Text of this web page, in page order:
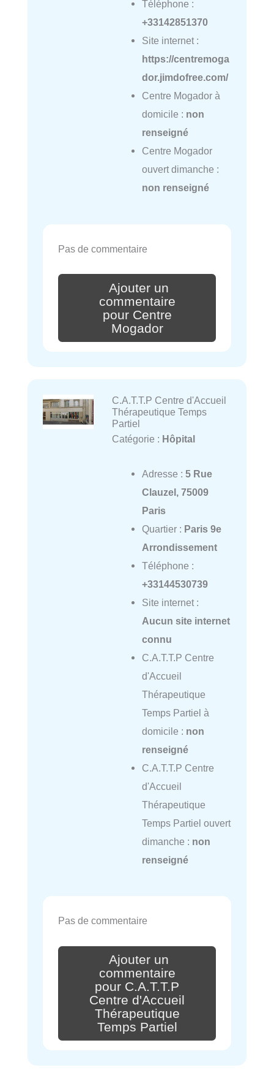
Téléphone :
+33142851370
Site internet :
https://centremoga
dor.jimdofree.com/
Centre Mogador à
domicile : non
renseigné
Centre Mogador
ouvert dimanche :
non renseigné
Pas de commentaire
Ajouter un
commentaire
pour Centre
Mogador
C.A.T.T.P Centre d'Accueil
Thérapeutique Temps
Partiel
Catégorie : Hôpital
Adresse : 5 Rue
Clauzel, 75009
Paris
Quartier : Paris 9e
Arrondissement
Téléphone :
+33144530739
Site internet :
Aucun site internet
connu
C.A.T.T.P Centre
d'Accueil
Thérapeutique
Temps Partiel à
domicile : non
renseigné
C.A.T.T.P Centre
d'Accueil
Thérapeutique
Temps Partiel ouvert
dimanche : non
renseigné
Pas de commentaire
Ajouter un
commentaire
pour C.A.T.T.P
Centre d'Accueil
Thérapeutique
Temps Partiel